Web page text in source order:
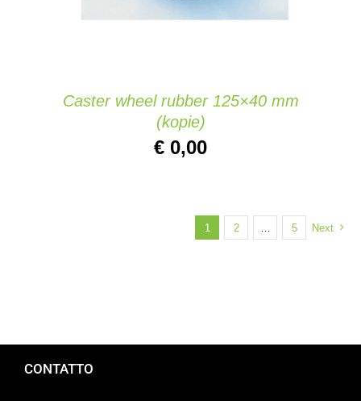
Caster wheel rubber 125×40 mm
(kopie)
€ 0,00
1 2 5 Next
CONTATTO